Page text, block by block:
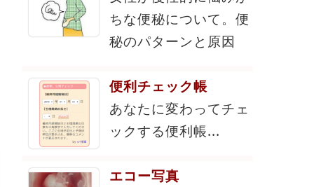
ちな便秘について。便
秘のパターンと原因
便利チェック帳
あなたに変わってチェ
ックする便利帳...
エコー写真